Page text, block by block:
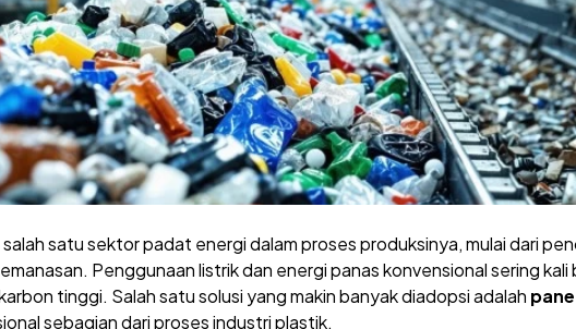
satu sektor padat energi dalam proses produksinya, mulai dari
Penggunaan listrik dan energi panas konvensional sering
tinggi. Salah satu solusi yang makin banyak diadopsi adalah
sebagian dari proses industri plastik.